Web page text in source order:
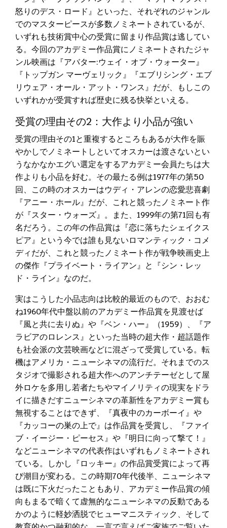
怒りのデス・ロード』といった、それぞれのジャンル
でのマスターピースが多数ノミネートされているが、
いずれも技術賞中心の受賞に留まり作品賞は逃してい
る。今回のアカデミー作品賞にノミネートされたジャ
ンル映画は『アバター:ウェイ・オブ・ウォーター』
『トップガン マーヴェリック』『エブリシング・エブ
リウェア・オール・アット・ワンス』だが、もしこの
いずれかが受賞すれば歴史に残る快挙といえる。
受賞の理由その2：大作より小品が強い
受賞の理由その1と重複するところもあるが大作を賑
やかしでノミネートしといてオスカーは渡さないとい
うなかなかエグい選定をするアカデミー会員たちは大
作よりも小品を好む。その最たる例は1977年の第50
回、この時のオスカーはウディ・アレンの恋愛悲喜劇
『アニー・ホール』だが、これと競ったノミネート作
が『スター・ウォーズ』。また、1999年の第71回も有
名だろう。この年の作品賞は『恋に落ちたシェイクス
ピア』という今では誰も見ないロマンティック・コメ
ディだが、これと競ったノミネート作が戦争映画史上
の傑作『プライベート・ライアン』と『シン・レッ
ド・ライン』なのだ。
実はこうした小品志向は比較的最近のもので、おおむ
ね1960年代中盤以前のアカデミー作品賞を見渡せば
『風と共に去りぬ』や『ベン・ハー』（1959）、『ア
ラビアのロレンス』といった当時の超大作・超話題作
も社会派の文芸映画などに混ざって受賞している。転
機はアメリカ・ニューシネマの流行だ。それまでのス
タジオで撮影される超大作へのアンチテーゼとして屋
外ロケを多用し若者たちやマイノリティの現実をドラ
イに描きだすニューシネマの革新性をアカデミー賞も
無視することはできず、『真夜中のカーボーイ』や
『カッコーの巣の上で』は作品賞を受賞し、『ファイ
ブ・イージー・ピーセス』や『明日に向って撃て！』
などニューシネマの代表作はいずれもノミネートされ
ている。しかし『ロッキー』の作品賞受賞によって再
び潮目が変わる。この時期70年代後半、ニューシネマ
は既に下火だったこともあり、アカデミー作品賞の傾
向もまるで暗くて虚無的なニューシネマの反動である
かのように軽妙洒脱でヒューマニスティック、そして